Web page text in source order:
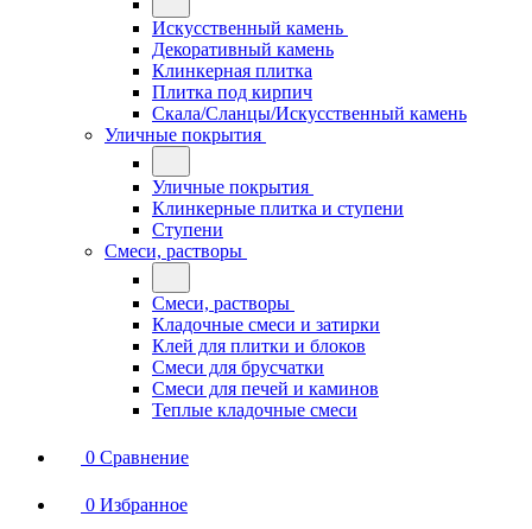
Искусственный камень
Декоративный камень
Клинкерная плитка
Плитка под кирпич
Скала/Сланцы/Искусственный камень
Уличные покрытия
Уличные покрытия
Клинкерные плитка и ступени
Ступени
Смеси, растворы
Смеси, растворы
Кладочные смеси и затирки
Клей для плитки и блоков
Смеси для брусчатки
Смеси для печей и каминов
Теплые кладочные смеси
0 Сравнение
0 Избранное